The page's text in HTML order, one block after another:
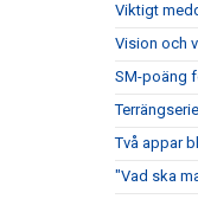
Viktigt
Vision och
SM-poäng
Två appar
"Vad ska